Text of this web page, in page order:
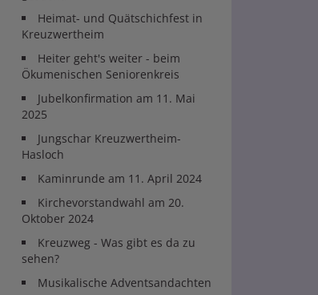
Heimat- und Quätschichfest in
Kreuzwertheim
Heiter geht's weiter - beim
Ökumenischen Seniorenkreis
Jubelkonfirmation am 11. Mai
2025
Jungschar Kreuzwertheim-
Hasloch
Kaminrunde am 11. April 2024
Kirchevorstandwahl am 20.
Oktober 2024
Kreuzweg - Was gibt es da zu
sehen?
Musikalische Adventsandachten